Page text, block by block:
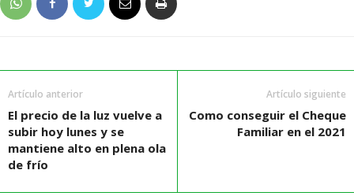
Artículo anterior
El precio de la luz vuelve a
subir hoy lunes y se
mantiene alto en plena ola
de frío
Artículo siguiente
Como conseguir el Cheque
Familiar en el 2021